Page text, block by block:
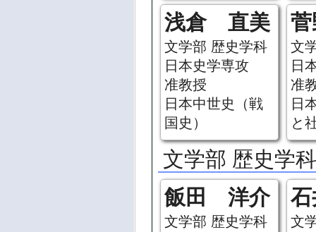
浅倉 直美
文学部 歴史学科
日本史学専攻
准教授
日本中世史（戦
国史）
文
日
准
日
と
文学部 歴史学
飯田 洋介
文学部 歴史学科
文